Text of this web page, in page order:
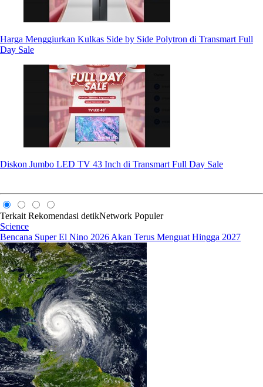
Harga Menggiurkan Kulkas Side by Side Polytron di Transmart Full
Day Sale
Diskon Jumbo LED TV 43 Inch di Transmart Full Day Sale
Terkait Rekomendasi detikNetwork Populer
Science
Bencana Super El Nino 2026 Akan Terus Menguat Hingga 2027